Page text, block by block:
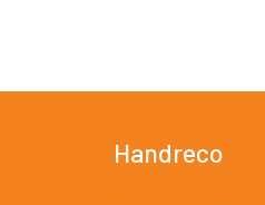
Handreco